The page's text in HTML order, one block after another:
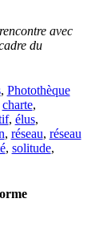
avec
du
, Photothèque
charte,
, élus,
, réseau, réseau
, solitude,